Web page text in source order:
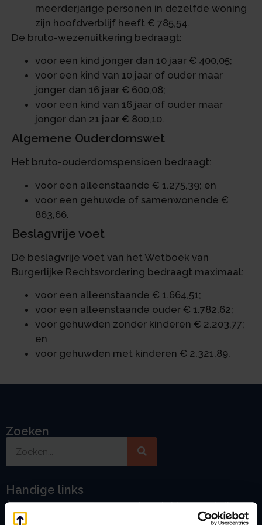
meerderjarige personen in dezelfde woning
zijn hoofdverblijf heeft € 785,54.
De bruto-wezenuitkering bedraagt:
voor een kind jonger dan 10 jaar € 400,05;
voor een kind van 10 jaar of ouder maar
jonger dan 16 jaar € 600,08;
voor een kind van 16 jaar of ouder maar
jonger dan 21 jaar € 800,10.
Algemene Ouderdomswet
Het bruto-ouderdomspensioen bedraagt:
voor een alleenstaande € 1.275,39; en
voor een gehuwde of samenwonende €
863,66.
Beslagvrije voet
De beslagvrije voet van het Wetboek van
Burgerlijke Rechtsvordering bedraagt maximaal:
voor een alleenstaande € 1.664,51;
voor een alleenstaande ouder € 1.782,62;
voor gehuwden zonder kinderen € 2.203,77;
en
voor gehuwden met kinderen € 2.321,89.
Zoeken
Handige links
A
Afkoop Stamrecht
Jaarstukken opstellen